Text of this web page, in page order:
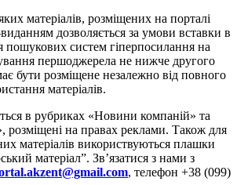
матеріалів, розміщених на порталі
дозволяється за умови вставки в
пошукових систем гіперпосилання на
першоджерела не нижче другого
бути розміщене незалежно від повного
матеріалів.
в рубриках «Новини компаній» та
розміщені на правах реклами. Також для
матеріалів використвуються плашки
матеріал”. Зв’язатися з нами з
, телефон +38 (099)